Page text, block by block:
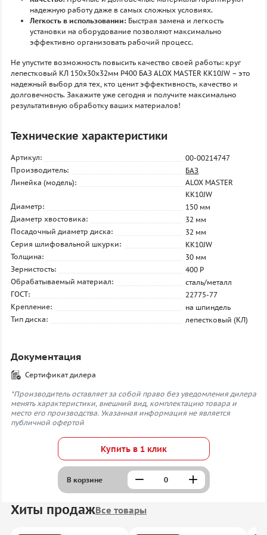
надежную работу даже в самых сложных условиях.
Легкость в использовании: Быстрая замена и легкость
установки на оборудование позволяют максимально
эффективно организовать рабочий процесс.
Не упустите возможность повысить качество своей работы: круг
лепестковый КЛ 150х30х32мм P400 БАЗ ALOX MASTER KK10JW – это
надежный выбор для тех, кто ценит эффективность, качество и
долговечность. Закажите уже сегодня и получите максимально
результативную обработку ваших материалов!
Технические характеристики
Артикул:
00-00214747
Производитель:
БАЗ
Линейка (модель):
ALOX MASTER
KK10JW
Диаметр:
150 мм
Диаметр хвостовика:
32 мм
Посадочный диаметр диска:
32 мм
Серия шлифовальной шкурки:
KK10JW
Толщина:
30 мм
Зернистость:
400 P
Обрабатываемый материал:
сталь/металл
ГОСТ:
22775-77
Крепление:
на шпиндель
Тип диска:
лепестковый (КЛ)
Документация
Сертификат дилера
*Производитель оставляет за собой право без уведомления дилера
менять характеристики, внешний вид, комплектацию товара и
место его производства. Указанная информация не является
публичной офертой
Купить в 1 клик
В корзине
Хиты продажВсе товары